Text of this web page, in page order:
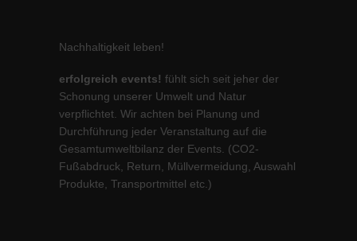
Nachhaltigkeit leben!
erfolgreich events! fühlt sich seit jeher der
Schonung unserer Umwelt und Natur
verpflichtet. Wir achten bei Planung und
Durchführung jeder Veranstaltung auf die
Gesamtumweltbilanz der Events. (CO2-
Fußabdruck, Return, Müllvermeidung, Auswahl
Produkte, Transportmittel etc.)